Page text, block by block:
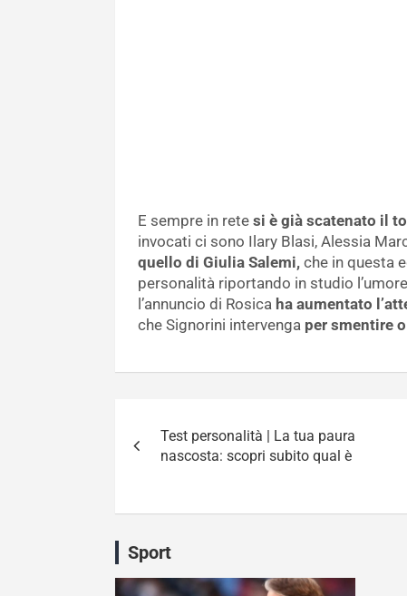
E sempre in rete si è già scatenato il
invocati ci sono Ilary Blasi, Alessia
quello di Giulia Salemi, che in questa
personalità riportando in studio
l’annuncio di Rosica ha aumentato
che Signorini intervenga per smentire
articoli
Test personalità | La tua paura
nascosta: scopri subito qual è
Sport